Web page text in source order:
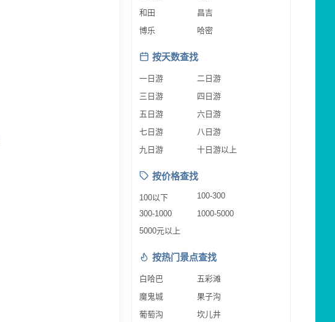
和田
昌吉
博乐
哈密
按天数查找
一日游
二日游
三日游
四日游
五日游
六日游
七日游
八日游
九日游
十日游以上
按价格查找
100以下
100-300
300-1000
1000-5000
5000元以上
按热门景点查找
白哈巴
五彩滩
魔鬼城
果子沟
葡萄沟
坎儿井